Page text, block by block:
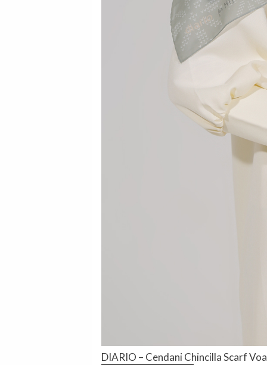
DIARIO – Cendani Chincilla Scarf